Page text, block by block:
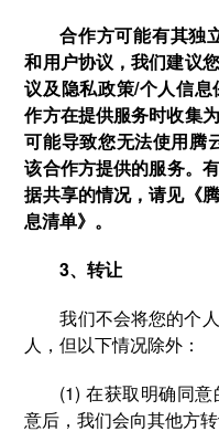
合作方可能有其独
和用户协议，我们建议
议及隐私政策/个人信
作方在提供服务时收集
可能导致您无法使用腾
该合作方提供的服务。
据共享的情况，请见《
息清单》。
3、转让
我们不会将您的个
人，但以下情况除外：
(1) 在获取明确同
意后，我们会向其他方